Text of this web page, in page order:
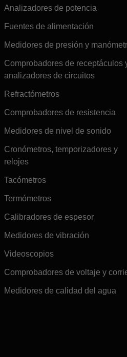
Analizadores de potencia
Fuentes de alimentación
Medidores de presión y
Comprobadores de receptáculos
analizadores de circuitos
Refractómetros
Comprobadores de resistencia
Medidores de nivel de sonido
Cronómetros, temporizadores y
relojes
Tacómetros
Termómetros
Calibradores de espesor
Medidores de vibración
Videoscopios
Comprobadores de voltaje y
Medidores de calidad del agua